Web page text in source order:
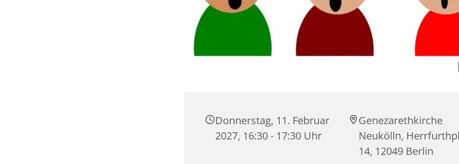
Donnerstag, 11. Februar
2027, 16:30 - 17:30 Uhr
Genezarethkirche
Neukölln,
14, 12049 Berlin